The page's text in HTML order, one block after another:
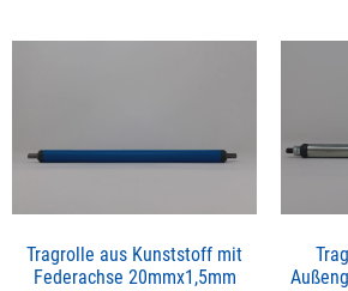
Tragrolle aus Kunststoff mit
Federachse 20mmx1,5mm